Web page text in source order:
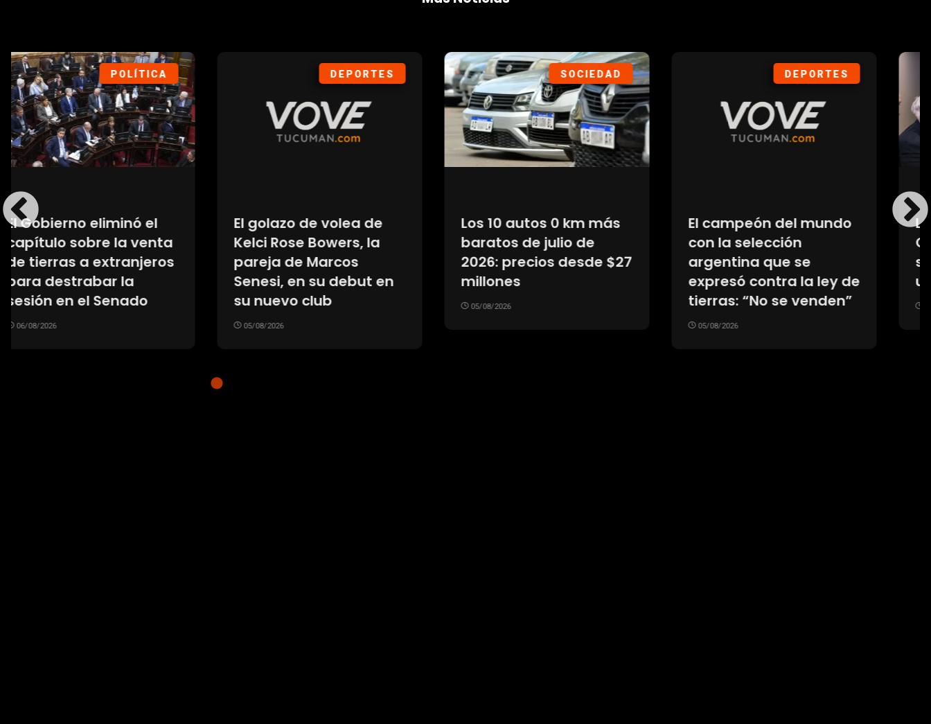
SOCIEDAD
Los 10 autos 0 km más
baratos de julio de
2026: precios desde $27
millones
05/08/2026
DEPORTES
El campeón del mundo
con la selección
argentina que se
expresó contra la ley de
tierras: “No se venden”
05/08/2026
POLÍTICA
La muerte de Lindsey
Graham dejó dudas
sobre el caso y abrió
una pelea por su banca
05/08/2026
DEPORTES
Tras las reformas, el
Estadio Único de La
Plata albergará la final
del Torneo Clausura de
la Liga Profesional
05/08/2026